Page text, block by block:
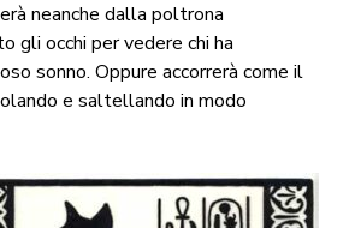
neanche dalla poltrona
gli occhi per vedere chi ha
sonno. Oppure accorrerà come il
e saltellando in modo